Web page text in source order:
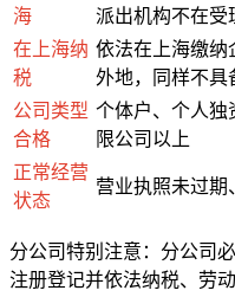
海
派出机构不在受
在上海纳
税
依法在上海缴纳
外地，同样不具
公司类型
合格
个体户、个人独
限公司以上
正常经营
状态
营业执照未过期
分公司特别注意：分公司
注册登记并依法纳税、劳